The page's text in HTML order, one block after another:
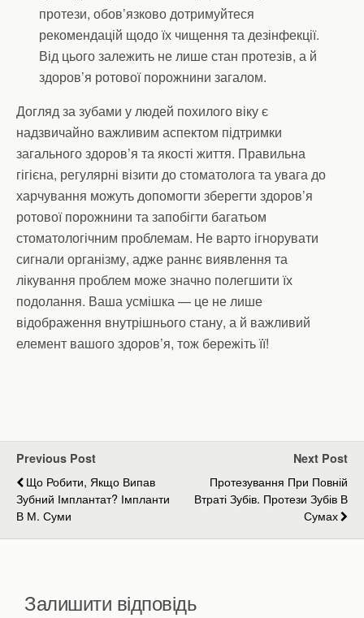
протези, обов’язково дотримуйтеся
рекомендацій щодо їх чищення та дезінфекції.
Від цього залежить не лише стан протезів, а й
здоров’я ротової порожнини загалом.
Догляд за зубами у людей похилого віку є
надзвичайно важливим аспектом підтримки
загального здоров’я та якості життя. Правильна
гігієна, регулярні візити до стоматолога та увага до
харчування можуть допомогти зберегти здоров’я
ротової порожнини та запобігти багатьом
стоматологічним проблемам. Не варто ігнорувати
сигнали організму, адже раннє виявлення та
лікування проблем може значно полегшити їх
подолання. Ваша усмішка — це не лише
відображення внутрішнього стану, а й важливий
елемент вашого здоров’я, тож бережіть її!
Previous Post
Що Робити, Якщо Випав
Зубний Імплантат? Імпланти
В М. Суми
Next Post
Протезування При Повній
Втраті Зубів. Протези Зубів В
Сумах
Залишити відповідь